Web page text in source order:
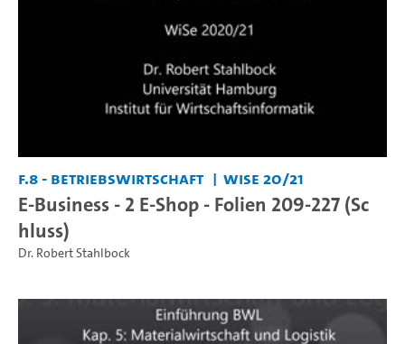
F.8 - Betriebswirtschaft WiSe 20/21
E-Business - 2 E-Shop - Folien 209-227 (Sc
hluss)
Dr. Robert Stahlbock